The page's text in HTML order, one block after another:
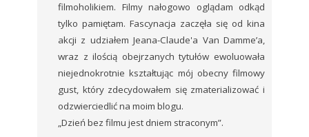
filmoholikiem. Filmy nałogowo oglądam odkąd
tylko pamiętam. Fascynacja zaczęła się od kina
akcji z udziałem Jeana-Claude'a Van Damme’a,
wraz z ilością obejrzanych tytułów ewoluowała
niejednokrotnie kształtując mój obecny filmowy
gust, który zdecydowałem się zmaterializować i
odzwierciedlić na moim blogu.
„Dzień bez filmu jest dniem straconym”.